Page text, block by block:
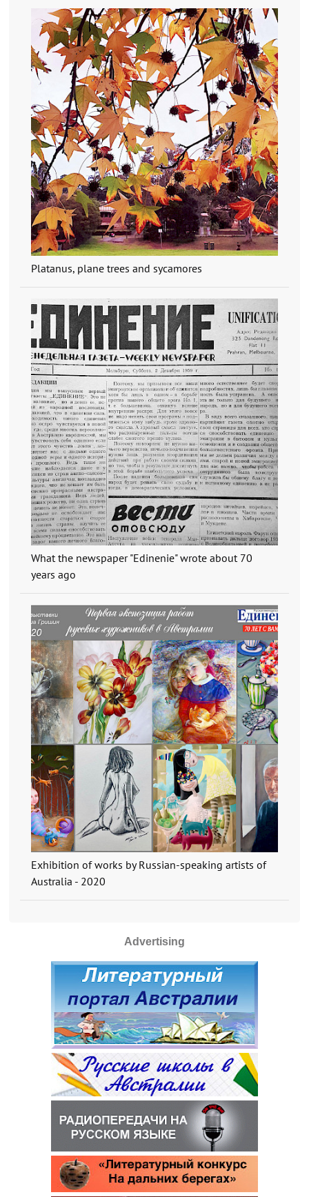
Platanus, plane trees and sycamores
What the newspaper "Edinenie" wrote about 70
years ago
Exhibition of works by Russian-speaking artists of
Australia - 2020
Advertising